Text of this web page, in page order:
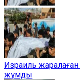
Израиль
жұмды